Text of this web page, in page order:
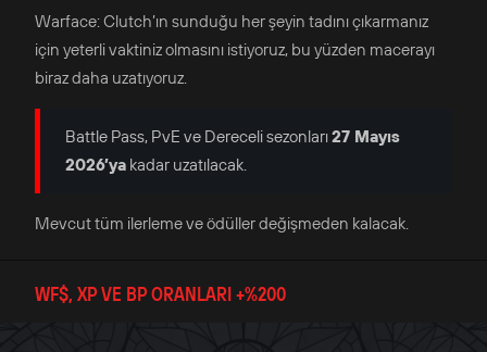
Warface: Clutch’ın sunduğu her şeyin tadını çıkarmanız
için yeterli vaktiniz olmasını istiyoruz, bu yüzden macerayı
biraz daha uzatıyoruz.
Battle Pass, PvE ve Dereceli sezonları27 Mayıs
2026’ya kadar uzatılacak.
Mevcut tüm ilerleme ve ödüller değişmeden kalacak.
WF$, XP VE BP ORANLARI +%200